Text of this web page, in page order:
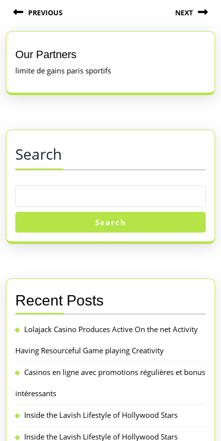
navigation
PREVIOUS
Previous
post:
NEXT
Our Partners
limite de gains paris sportifs
Search
Search
Recent Posts
Lolajack Casino Produces Active On the net Activity
Having Resourceful Game playing Creativity
Casinos en ligne avec promotions régulières et bonus
intéressants
Inside the Lavish Lifestyle of Hollywood Stars
Inside the Lavish Lifestyle of Hollywood Stars